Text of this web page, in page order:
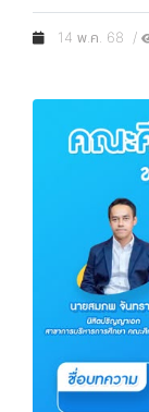
14 พ.ค. 68 /